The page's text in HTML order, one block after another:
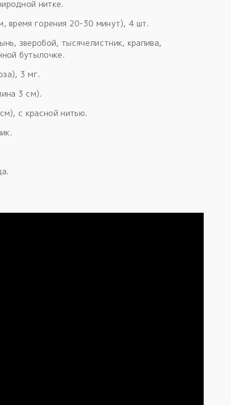
нитке.
время горения 20-30 минут), 4 шт.
зверобой, тысячелистник, крапива,
бутылочке.
3 мг.
3 см).
с красной нитью.